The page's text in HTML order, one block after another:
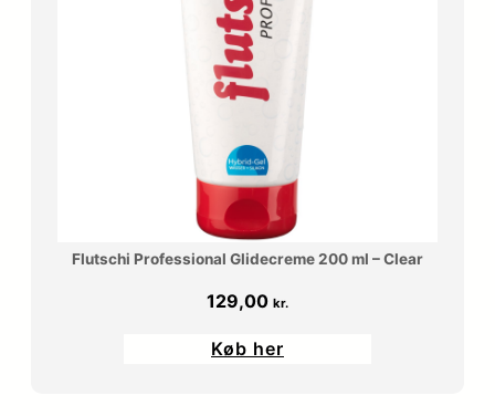
Flutschi Professional Glidecreme 200 ml – Clear
129,00 kr.
Køb her